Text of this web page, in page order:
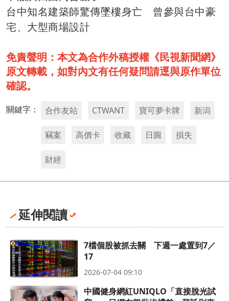
台中知名建築師驚傳墜樓身亡 曾參與台中豪
宅、大型商場設計
免責聲明：本文為合作外稿授權《民視新聞網》
原文轉載，如對內文有任何疑問請逕與原作單位
確認。
關鍵字： 合作友站 CTWANT 寶可夢卡牌 新潟
竊案 高價卡 收藏 日圓 損失
財經
延伸閱讀
7檔個股被抓去關 下週一處置到7／
17
2026-07-04 09:10
中國健身網紅UNIQLO「直接脫光試